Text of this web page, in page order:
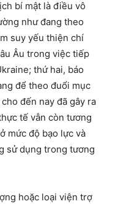
bí mật là điều vô
như đang theo
suy yếu thiện chí
Âu trong việc tiếp
thứ hai, báo
để theo đuổi mục
đến nay đã gây ra
tế vẫn còn tương
mức độ bạo lực và
sử dụng trong tương
hoặc loại viện trợ